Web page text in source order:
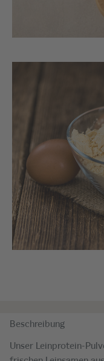
Beschreibung
Unser Leinprotein-